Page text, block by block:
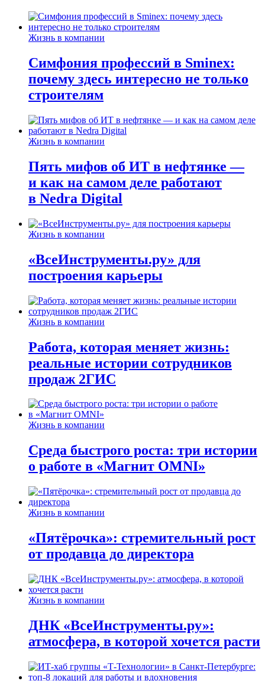
Жизнь в компании
Симфония профессий в Sminex:
почему здесь интересно не только
строителям
Жизнь в компании
Пять мифов об ИТ в нефтянке —
и как на самом деле работают
в Nedra Digital
Жизнь в компании
«ВсеИнструменты.ру» для
построения карьеры
Жизнь в компании
Работа, которая меняет жизнь:
реальные истории сотрудников
продаж 2ГИС
Жизнь в компании
Среда быстрого роста: три истории
о работе в «Магнит OMNI»
Жизнь в компании
«Пятёрочка»: стремительный рост
от продавца до директора
Жизнь в компании
ДНК «ВсеИнструменты.ру»:
атмосфера, в которой хочется расти